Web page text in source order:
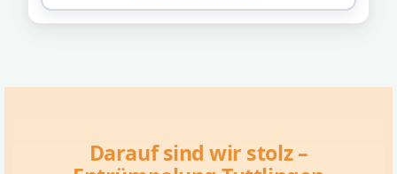
Darauf sind wir stolz –